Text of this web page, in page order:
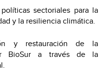
sectoriales para la
y la resiliencia climática.
y restauración de la
BioSur a través de la